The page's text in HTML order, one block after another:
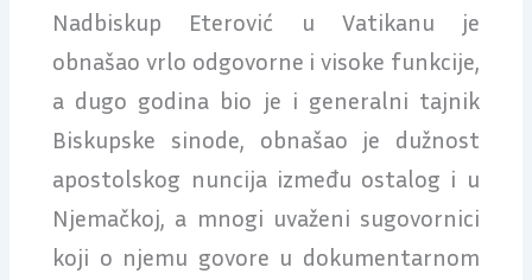
Nadbiskup Eterović u Vatikanu je
obnašao vrlo odgovorne i visoke funkcije,
a dugo godina bio je i generalni tajnik
Biskupske sinode, obnašao je dužnost
apostolskog nuncija između ostalog i u
Njemačkoj, a mnogi uvaženi sugovornici
koji o njemu govore u dokumentarnom